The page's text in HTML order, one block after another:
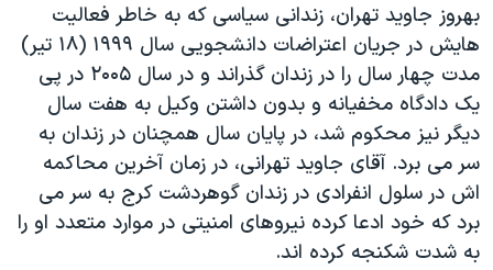
بهروز جاوید تهران، زندانی سیاسی که به خاطر فعالیت
هایش در جریان اعتراضات دانشجویی سال ۱۹۹۹ (۱۸ تیر)
مدت چهار سال را در زندان گذراند و در سال ۲۰۰۵ در پی
یک دادگاه مخفیانه و بدون داشتن وکیل به هفت سال
دیگر نیز محکوم شد، در پایان سال همچنان در زندان به
سر می برد. آقای جاوید تهرانی، در زمان آخرین محاکمه
اش در سلول انفرادی در زندان گوهردشت کرج به سر می
برد که خود ادعا کرده نیروهای امنیتی در موارد متعدد او را
به شدت شکنجه کرده اند.